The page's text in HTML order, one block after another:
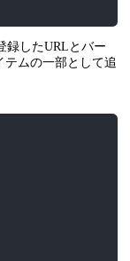
録したURLとバー
テムの一部として追